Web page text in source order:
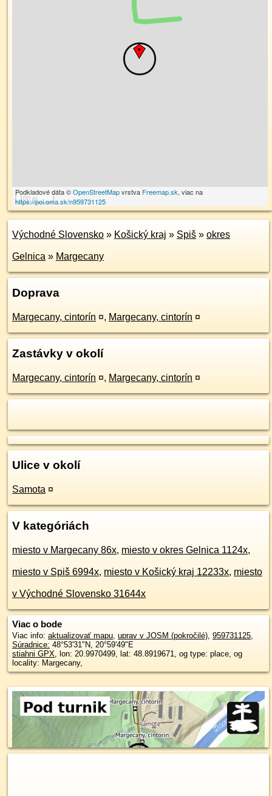
100 m
Podkladové dáta ©OpenStreetMapvrstva Freemap.sk, viac na
https://poi.oma.sk/n959731125
Východné Slovensko » Košický kraj » Spiš » okres
Gelnica » Margecany
Doprava
Margecany, cintorín ¤, Margecany, cintorín ¤
Zastávky v okolí
Margecany, cintorín ¤, Margecany, cintorín ¤
Ulice v okolí
Samota ¤
V kategóriách
miesto v Margecany 86x, miesto v okres Gelnica 1124x,
miesto v Spiš 6994x, miesto v Košický kraj 12233x, miesto
v Východné Slovensko 31644x
Viac o bode
Viac info: aktualizovať mapu, uprav v JOSM (pokročilé), 959731125,
Súradnice: 48°53'31"N, 20°59'49"E
stiahni GPX, lon: 20.9970499, lat: 48.8919671, og type: place, og
locality: Margecany,